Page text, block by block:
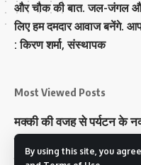
By using this site, you
और चौक की बात. जल-जंगल
लिए हम दमदार आवाज बनेंगे.
: किरण शर्मा, संस्‍थापक
Most Viewed Posts
मक्‍की की वजह से पर्यटन के
राज्य में 12 पी माइनस थ्री
टिहरी राजपरिवार के पास